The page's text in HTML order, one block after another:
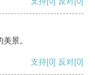
景。
支持[0] 反对[0]